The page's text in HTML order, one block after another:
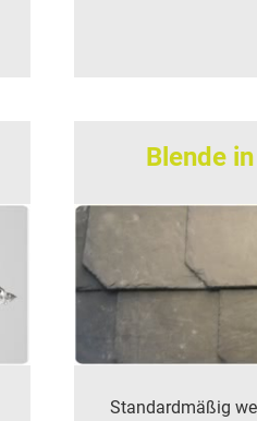
Blende
Standardmäßig